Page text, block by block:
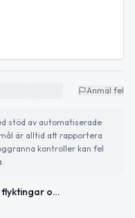
Anmäl fel
stöd av automatiserade
är alltid att rapportera
kontroller kan fel
Världsdagen för flyktingar och aktuella trafikstörningar